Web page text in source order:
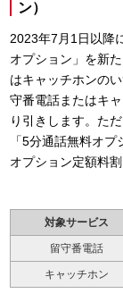
ン）
2023年7月1日以降
オプション」を新
はキャッチホンの
守番電話またはキ
り引きします。た
「5分通話無料オ
オプション定額料
対象サービス
留守番電話
キャッチホン